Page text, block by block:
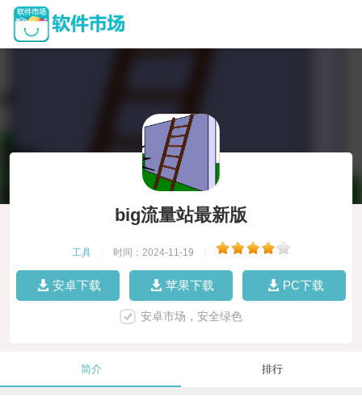
big流量站最新版
工具 时间：2024-11-19
安卓下载 苹果下载 PC下载
安卓市场，安全绿色
简介 排行